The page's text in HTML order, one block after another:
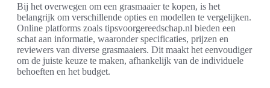
Bij het overwegen om een grasmaaier te kopen, is het
belangrijk om verschillende opties en modellen te vergelijken.
Online platforms zoals tipsvoorgereedschap.nl bieden een
schat aan informatie, waaronder specificaties, prijzen en
reviewers van diverse grasmaaiers. Dit maakt het eenvoudiger
om de juiste keuze te maken, afhankelijk van de individuele
behoeften en het budget.